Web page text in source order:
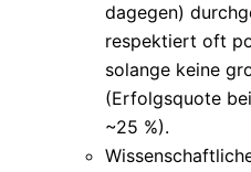
dagegen)
respektiert oft
solange keine
(Erfolgsquote
~25 %).